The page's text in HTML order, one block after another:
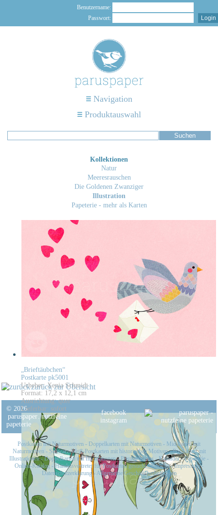
Benutzername:
Passwort:
Navigation
Produktauswahl
Kollektionen
Natur
Meeresrauschen
Die Goldenen Zwanziger
Illustration
Papeterie - mehr als Karten
„Brieftäubchen“
Postkarte pk5001
Urheber: Xenia Schmidt
Format: 17,2 x 12,1 cm
Ausrichtung: quer
Lieferbar: sofort
zurück zur Übersicht
© 2026
paruspaper. nutzfeine
papeterie
facebook
instagram
Postkarten mit Naturmotiven - Doppelkarten mit Naturmotiven - Midikarten mit
Naturmotiven - Schwarz-Weiß-Postkarten mit historischen Motiven-Postkarten mit
Illustrationen-Doppelkarten mit Illustrationen-Postkartensets-Kalender-Papeterie -
Online-Katalog -Handelsvertreter für Postkarten gesucht-Kontakt-Impressum-
Datenschutzerklärung- Allgemeine Geschäftsbedingungen